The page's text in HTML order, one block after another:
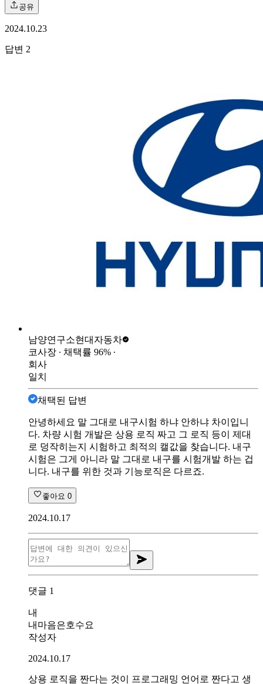
공유
2024.10.23
답변 2
남양연구소현대자동차
코사장 ∙ 채택률 96% ∙
회사
일치
채택된 답변
안녕하세요 말 그대로 내구시험 하냐 안하냐 차이입니
다. 차량 시험 개발은 상용 로직 짜고 그 로직 등이 제대
로 덩작히는지 시험하고 최적의 캘값을 찾습니다. 내구
시험은 그게 아니라 말 그대로 내구를 시험개발 하는 겁
니다. 내구를 위한 것과 기능로직은 다르죠.
좋아요 0
2024.10.17
댓글 1
내
내마음은호수요
작성자
2024.10.17
상용 로직을 짠다는 것이 프로그래밍 언어로 짠다고 생